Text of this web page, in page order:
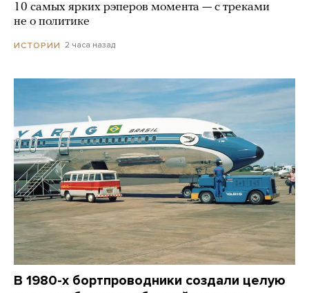
10 самых ярких рэперов момента — с треками
не о политике
ИСТОРИИ 2 часа назад
В 1980-х бортпроводники создали целую